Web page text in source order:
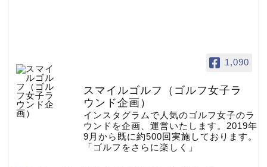
1,090
スマイルゴルフ（ゴルフ女子ラ
ウンド企画）
インスタグラムで人気のゴルフ女子のラ
ウンドを企画、運営いたします。2019年
9月から既に約500回実施しております。
「ゴルフをさらに楽しく」